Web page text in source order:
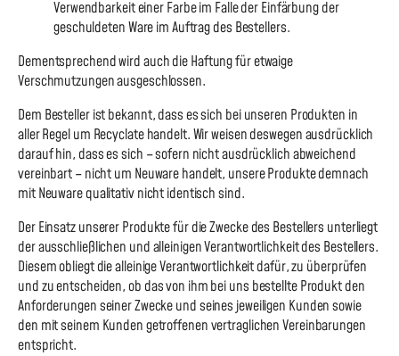
Verwendbarkeit einer Farbe im Falle der Einfärbung der
geschuldeten Ware im Auftrag des Bestellers.
Dementsprechend wird auch die Haftung für etwaige
Verschmutzungen ausgeschlossen.
Dem Besteller ist bekannt, dass es sich bei unseren Produkten in
aller Regel um Recyclate handelt. Wir weisen deswegen ausdrücklich
darauf hin, dass es sich – sofern nicht ausdrücklich abweichend
vereinbart – nicht um Neuware handelt, unsere Produkte demnach
mit Neuware qualitativ nicht identisch sind.
Der Einsatz unserer Produkte für die Zwecke des Bestellers unterliegt
der ausschließlichen und alleinigen Verantwortlichkeit des Bestellers.
Diesem obliegt die alleinige Verantwortlichkeit dafür, zu überprüfen
und zu entscheiden, ob das von ihm bei uns bestellte Produkt den
Anforderungen seiner Zwecke und seines jeweiligen Kunden sowie
den mit seinem Kunden getroffenen vertraglichen Vereinbarungen
entspricht.